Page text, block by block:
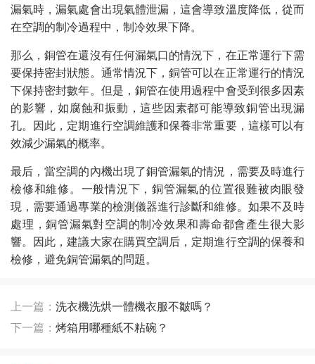
漏氣時，漏氣處會出現氣體泄漏，這會導致溫度降低，從而
在空調的制冷過程中，制冷效果下降。
那么，銅管在還沒有任何漏氣口的情況下，在正常運行下需
要保持密封狀態。通常情況下，銅管可以在正常運行的情況
下保持密封數年。但是，銅管在使用過程中會受到很多因素
的影響，如腐蝕和振動，這些因素都可能導致銅管出現漏
孔。因此，定期進行空調維護和保養非常重要，這樣可以有
效減少漏氣的概率。
最后，當空調的內機出現了銅管漏氣的情況，需要及時進行
檢修和維修。一般情況下，銅管漏氣的位置很難被肉眼發
現，需要通過專業的檢測儀器進行診斷和維修。如果不及時
處理，銅管漏氣對空調的制冷效果和壽命都會產生很大影
響。因此，建議大家在購買空調后，定期進行空調的保養和
檢修，避免銅管漏氣的問題。
上一篇： 洗衣機洗烘一體機衣服不皺嗎？
下一篇： 烤箱用哪種紙不粘碗？